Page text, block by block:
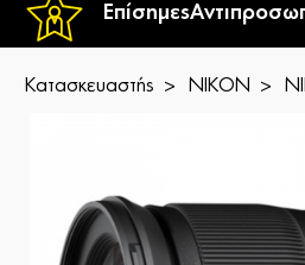
Επίσημες
Κατασκευαστής NIKON